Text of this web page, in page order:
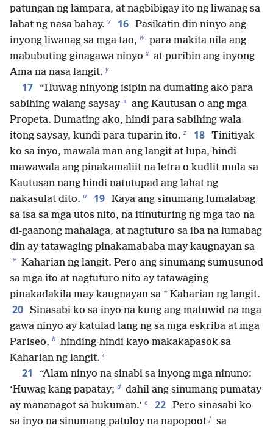
patungan ng lampara, at nagbibigay ito ng liwanag sa
lahat ng nasa bahay. v 16 Pasikatin din ninyo ang
inyong liwanag sa mga tao, w para makita nila ang
mabubuting ginagawa ninyo x at purihin ang inyong
Ama na nasa langit. y
17
“Huwag ninyong isipin na dumating ako para
sabihing walang saysay * ang Kautusan o ang mga
Propeta. Dumating ako, hindi para sabihing wala
itong saysay, kundi para tuparin ito. z 18 Tinitiyak
ko sa inyo, mawala man ang langit at lupa, hindi
mawawala ang pinakamaliit na letra o kudlit mula sa
Kautusan nang hindi natutupad ang lahat ng
nakasulat dito. a 19 Kaya ang sinumang lumalabag
sa isa sa mga utos nito, na itinuturing ng mga tao na
di-gaanong mahalaga, at nagtuturo sa iba na lumabag
din ay tatawaging pinakamababa may kaugnayan sa
* Kaharian ng langit. Pero ang sinumang sumusunod
sa mga ito at nagtuturo nito ay tatawaging
pinakadakila may kaugnayan sa * Kaharian ng langit.
20 Sinasabi ko sa inyo na kung ang matuwid na mga
gawa ninyo ay katulad lang ng sa mga eskriba at mga
Pariseo, b hinding-hindi kayo makakapasok sa
Kaharian ng langit. c
21
“Alam ninyo na sinabi sa inyong mga ninuno:
‘Huwag kang papatay; d dahil ang sinumang pumatay
ay mananagot sa hukuman.’ e 22 Pero sinasabi ko
sa inyo na sinumang patuloy na napopoot f sa